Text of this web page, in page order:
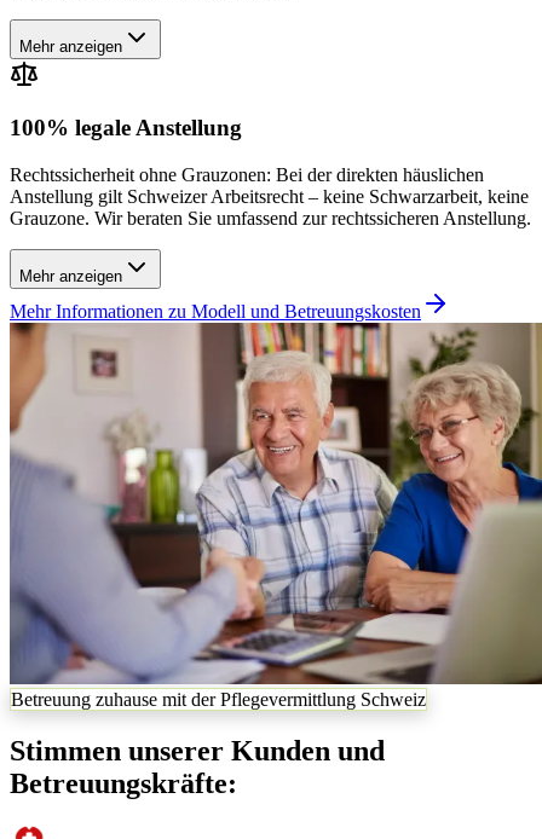
Mehr anzeigen
100% legale Anstellung
Rechtssicherheit ohne Grauzonen: Bei der direkten häuslichen
Anstellung gilt Schweizer Arbeitsrecht – keine Schwarzarbeit, keine
Grauzone. Wir beraten Sie umfassend zur rechtssicheren Anstellung.
Mehr anzeigen
Mehr Informationen zu Modell und Betreuungskosten
Betreuung zuhause mit der Pflegevermittlung Schweiz
Stimmen unserer Kunden und
Betreuungskräfte: